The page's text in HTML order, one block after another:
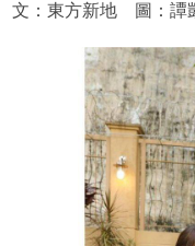
文：東方新地 圖：譚